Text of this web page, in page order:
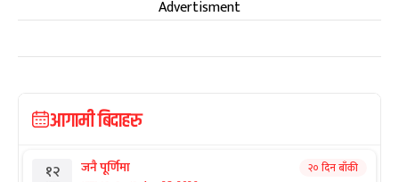
Advertisment
आगामी बिदाहरु
१२ जनै पूर्णिमा २० दिन बाँकी